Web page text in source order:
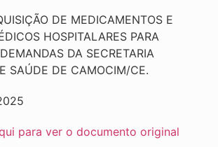
DE MEDICAMENTOS E
HOSPITALARES PARA
DA SECRETARIA
SAÚDE DE CAMOCIM/CE.
para ver o documento original